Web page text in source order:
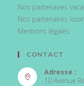
Nos partenaires
Nos partenaires
Mentions légales
CONTACT
Adresse :
10 Avenue